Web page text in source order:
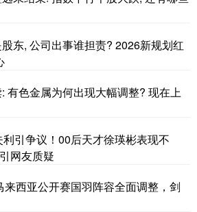
东, 公司出事谁担责? 2026新规划红
有色金属为何出现大幅调整? 现在上
引争议！00后天才徐瑛彬表现不
网友质疑
西亚公开赛国羽阵容全面调整，剑